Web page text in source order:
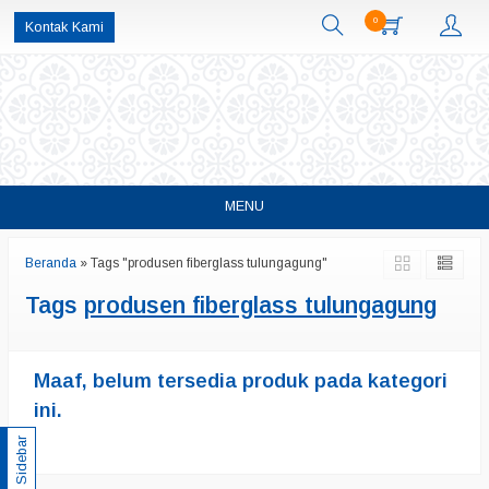
Kontak Kami 0
MENU
Beranda » Tags "produsen fiberglass tulungagung"
Tags produsen fiberglass tulungagung
Maaf, belum tersedia produk pada kategori
ini.
Sidebar